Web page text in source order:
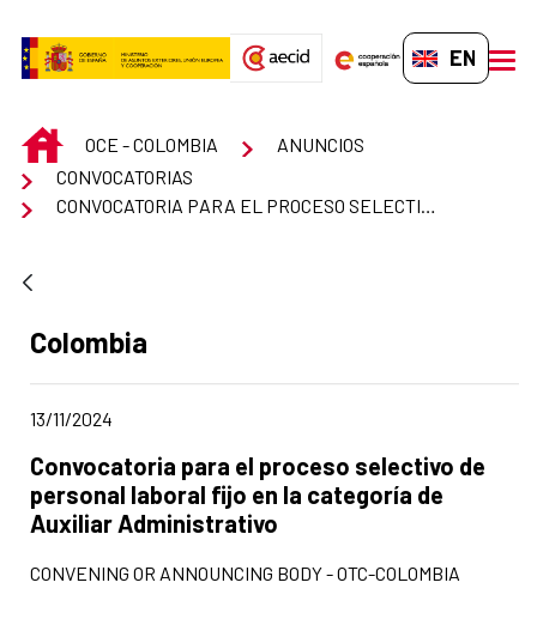
EN-GB
INICIOOCE - COLOMBIA
ANUNCIOS
CONVOCATORIAS
Ad section:
Colombia
Date of publication of the news item
13/11/2024
Title of the announcement:
Convocatoria para el proceso selectivo de
personal laboral fijo en la categoría de
Auxiliar Administrativo
CONVENING OR ANNOUNCING BODY - OTC-COLOMBIA